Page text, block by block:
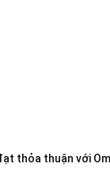
thỏa thuận với